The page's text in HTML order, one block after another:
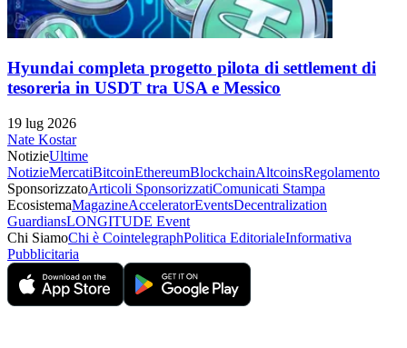
Hyundai completa progetto pilota di settlement di
tesoreria in USDT tra USA e Messico
19 lug 2026
Nate Kostar
NotizieUltime
NotizieMercatiBitcoinEthereumBlockchainAltcoinsRegolamento
SponsorizzatoArticoli SponsorizzatiComunicati Stampa
EcosistemaMagazineAcceleratorEventsDecentralization
GuardiansLONGITUDE Event
Chi SiamoChi è CointelegraphPolitica EditorialeInformativa
Pubblicitaria